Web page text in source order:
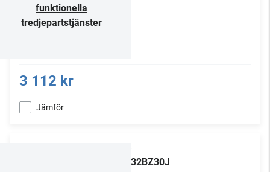
funktionella
tredjepartstjänster
3 112 kr
Jämför
Sony
FW-32BZ30J